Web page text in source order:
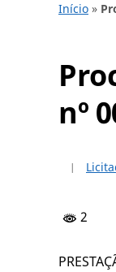
Início »
nº
2